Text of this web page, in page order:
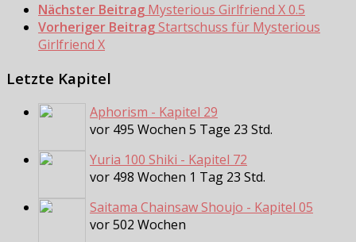
Nächster Beitrag Mysterious Girlfriend X 0.5
Vorheriger BeitragStartschuss für Mysterious
Girlfriend X
Letzte Kapitel
Aphorism - Kapitel 29
vor 495 Wochen 5 Tage 23 Std.
Yuria 100 Shiki - Kapitel 72
vor 498 Wochen 1 Tag 23 Std.
Saitama Chainsaw Shoujo - Kapitel 05
vor 502 Wochen